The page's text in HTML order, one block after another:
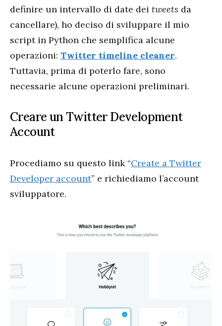
definire un intervallo di date dei tweets da
cancellare), ho deciso di sviluppare il mio
script in Python che semplifica alcune
operazioni: Twitter timeline cleaner.
Tuttavia, prima di poterlo fare, sono
necessarie alcune operazioni preliminari.
Creare un Twitter Development
Account
Procediamo su questo link “Create a Twitter
Developer account” e richiediamo l’account
sviluppatore.